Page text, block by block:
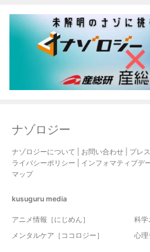
ナゾロジー
ナゾロジーについて お問い合わせ プレ
ライバシーポリシー
インフォマティブデ
マップ
kusuguru media
アニメ情報［にじめん］
科学
メンタルケア［ココロジー］
心理